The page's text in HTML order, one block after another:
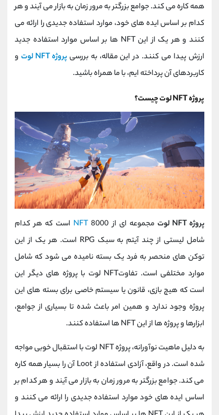
همه کاره می کند. جوامع بزرگتر به مرور زمان به بازار می آیند و هر
کدام بر اساس ایده های خود، موارد استفاده جدیدی را ارائه می
کنند و هر یک از این NFT ها بر اساس موارد استفاده جدید
ارزش پیدا می کنند. در این مقاله، به بررسیپروژه NFT لوت
و
کاربردهای آن پرداخته ایم، با ما همراه باشید.
پروژه NFT لوت چیست؟
پروژه NFT لوت مجموعه ای از 8000 NFT است که هر کدام
شامل لیستی از چند آیتم به سبک RPG است. هر یک از این
توکن های منحصر به فرد یک بسته نامیده می شود که شامل
موارد مختلفی است. تفاوتNFT لوت با پروژه های دیگر این
است که هیچ بازی، قانون یا سیستم خاصی برای بسته های این
پروژه وجود ندارد و همین امر باعث شده تا بسیاری از جوامع،
ابزارها و پروژه ها از این NFT ها استفاده کنند.
به دلیل ماهیت نوآورانه، پروژه NFT لوت با استقبال خوبی مواجه
شده است. در واقع، آزادی استفاده از Loot آن را بسیار همه کاره
می کند. جوامع بزرگتر به مرور زمان به بازار می آیند و هر کدام بر
اساس ایده های خود موارد استفاده جدیدی را ارائه می کنند و